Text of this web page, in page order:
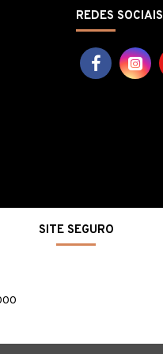
REDES SOCIAIS
SITE SEGURO